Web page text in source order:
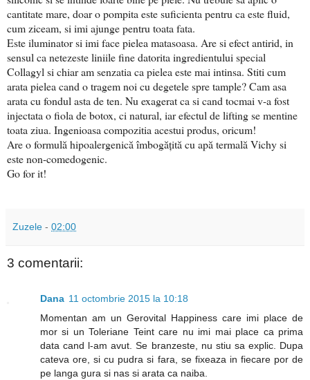
cantitate mare, doar o pompita este suficienta pentru ca este fluid,
cum ziceam, si imi ajunge pentru toata fata.
Este iluminator si imi face pielea matasoasa. Are si efect antirid, in
sensul ca netezeste liniile fine datorita ingredientului special
Collagyl si chiar am senzatia ca pielea este mai intinsa. Stiti cum
arata pielea cand o tragem noi cu degetele spre tample? Cam asa
arata cu fondul asta de ten. Nu exagerat ca si cand tocmai v-a fost
injectata o fiola de botox, ci natural, iar efectul de lifting se mentine
toata ziua. Ingenioasa compozitia acestui produs, oricum!
Are o formulă hipoalergenică îmbogățită cu apă termală Vichy si
este non-comedogenic.
Go for it!
Zuzele - 02:00
3 comentarii:
Dana 11 octombrie 2015 la 10:18
Momentan am un Gerovital Happiness care imi place de
mor si un Toleriane Teint care nu imi mai place ca prima
data cand l-am avut. Se branzeste, nu stiu sa explic. Dupa
cateva ore, si cu pudra si fara, se fixeaza in fiecare por de
pe langa gura si nas si arata ca naiba.